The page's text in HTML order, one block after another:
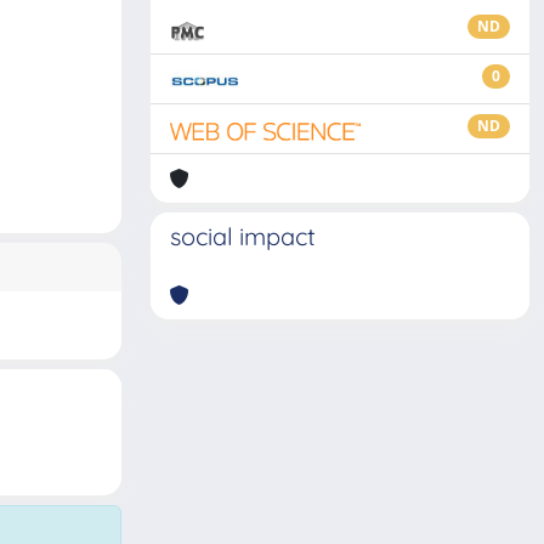
ND
0
ND
social impact